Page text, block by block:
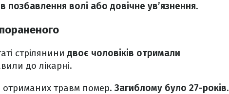
позбавлення волі або довічне ув’язнення.
стрілянини двоє чоловіків отримали
до лікарні.
отриманих травм помер. Загиблому було 27-років.